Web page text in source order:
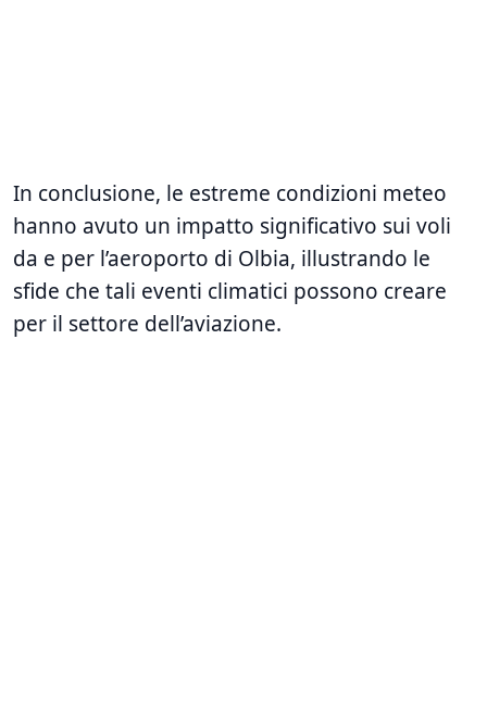
In conclusione, le estreme condizioni meteo
hanno avuto un impatto significativo sui voli
da e per l’aeroporto di Olbia, illustrando le
sfide che tali eventi climatici possono creare
per il settore dell’aviazione.